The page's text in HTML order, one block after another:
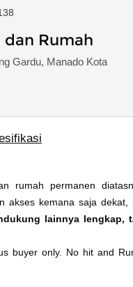
dan Rumah
Gardu, Manado Kota
rumah permanen
akses kemana saja dekat,
lainnya lengkap,
buyer only. No hit and